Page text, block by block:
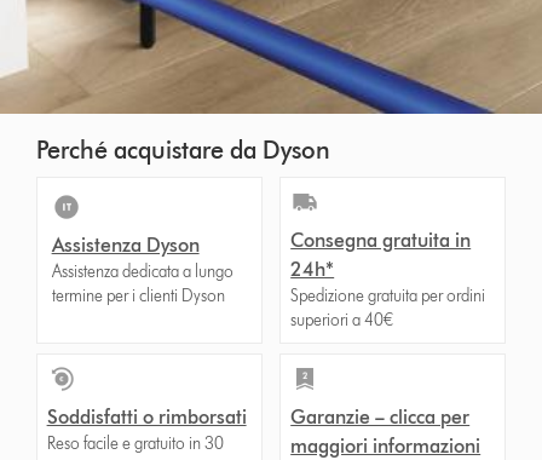
Perché acquistare da Dyson
Assistenza Dyson
Assistenza dedicata a lungo
termine per i clienti Dyson
Consegna gratuita in
24h*
Spedizione gratuita per ordini
superiori a 40€
Soddisfatti o rimborsati
Reso facile e gratuito in 30
Garanzie – clicca per
maggiori informazioni